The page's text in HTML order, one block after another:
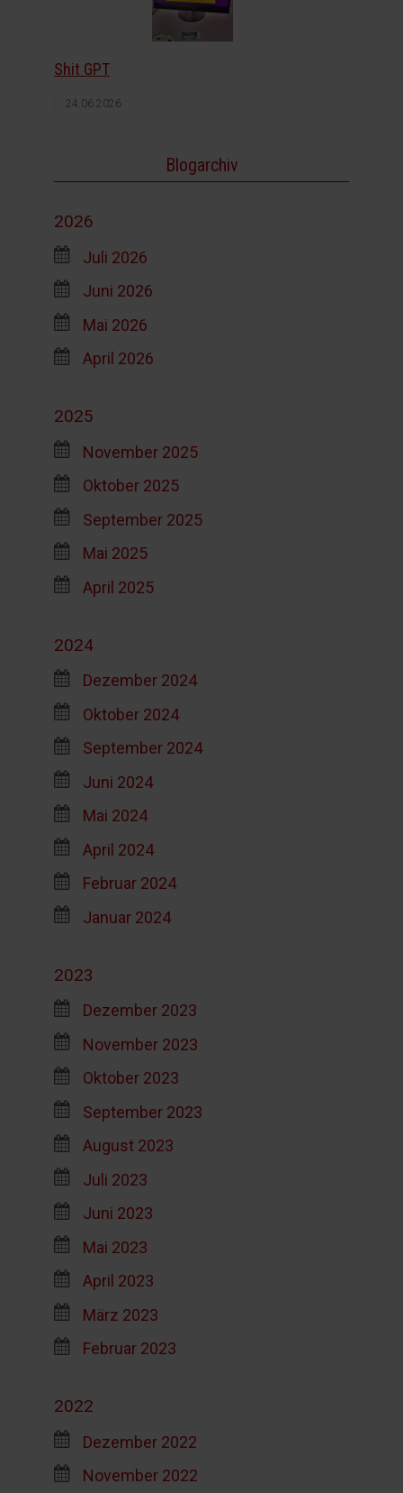
Shit GPT
24.06.2026
Blogarchiv
2026
Juli 2026
Juni 2026
Mai 2026
April 2026
2025
November 2025
Oktober 2025
September 2025
Mai 2025
April 2025
2024
Dezember 2024
Oktober 2024
September 2024
Juni 2024
Mai 2024
April 2024
Februar 2024
Januar 2024
2023
Dezember 2023
November 2023
Oktober 2023
September 2023
August 2023
Juli 2023
Juni 2023
Mai 2023
April 2023
März 2023
Februar 2023
2022
Dezember 2022
November 2022